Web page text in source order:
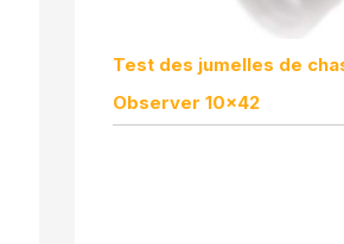
Test des jumelles de
Observer 10×42